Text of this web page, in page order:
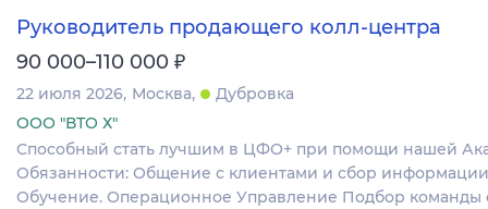
Руководитель продающего колл-центра
90 000–110 000 ₽
22 июля 2026 Москва
Дубровка
ООО "ВТО Х"
Способный стать лучшим в ЦФО+ при помощи нашей
Обязанности: Общение с клиентами и сбор
Обучение. Операционное Управление Подбор команды